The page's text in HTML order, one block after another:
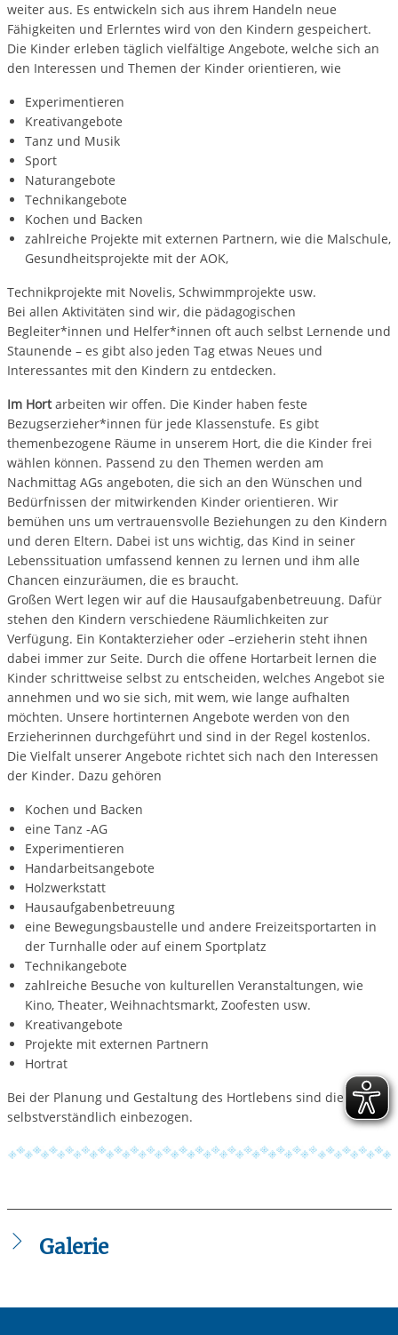
weiter aus. Es entwickeln sich aus ihrem Handeln neue
Fähigkeiten und Erlerntes wird von den Kindern gespeichert.
Die Kinder erleben täglich vielfältige Angebote, welche sich an
den Interessen und Themen der Kinder orientieren, wie
Experimentieren
Kreativangebote
Tanz und Musik
Sport
Naturangebote
Technikangebote
Kochen und Backen
zahlreiche Projekte mit externen Partnern, wie die Malschule,
Gesundheitsprojekte mit der AOK,
Technikprojekte mit Novelis, Schwimmprojekte usw.
Bei allen Aktivitäten sind wir, die pädagogischen
Begleiter*innen und Helfer*innen oft auch selbst Lernende und
Staunende – es gibt also jeden Tag etwas Neues und
Interessantes mit den Kindern zu entdecken.
Im Hortarbeiten wir offen. Die Kinder haben feste
Bezugserzieher*innen für jede Klassenstufe. Es gibt
themenbezogene Räume in unserem Hort, die die Kinder frei
wählen können. Passend zu den Themen werden am
Nachmittag AGs angeboten, die sich an den Wünschen und
Bedürfnissen der mitwirkenden Kinder orientieren. Wir
bemühen uns um vertrauensvolle Beziehungen zu den Kindern
und deren Eltern. Dabei ist uns wichtig, das Kind in seiner
Lebenssituation umfassend kennen zu lernen und ihm alle
Chancen einzuräumen, die es braucht.
Großen Wert legen wir auf die Hausaufgabenbetreuung. Dafür
stehen den Kindern verschiedene Räumlichkeiten zur
Verfügung. Ein Kontakterzieher oder –erzieherin steht ihnen
dabei immer zur Seite. Durch die offene Hortarbeit lernen die
Kinder schrittweise selbst zu entscheiden, welches Angebot sie
annehmen und wo sie sich, mit wem, wie lange aufhalten
möchten. Unsere hortinternen Angebote werden von den
Erzieherinnen durchgeführt und sind in der Regel kostenlos.
Die Vielfalt unserer Angebote richtet sich nach den Interessen
der Kinder. Dazu gehören
Kochen und Backen
eine Tanz -AG
Experimentieren
Handarbeitsangebote
Holzwerkstatt
Hausaufgabenbetreuung
eine Bewegungsbaustelle und andere Freizeitsportarten in
der Turnhalle oder auf einem Sportplatz
Technikangebote
zahlreiche Besuche von kulturellen Veranstaltungen, wie
Kino, Theater, Weihnachtsmarkt, Zoofesten usw.
Kreativangebote
Projekte mit externen Partnern
Hortrat
Bei der Planung und Gestaltung des Hortlebens sind die Kinder
selbstverständlich einbezogen.
Galerie